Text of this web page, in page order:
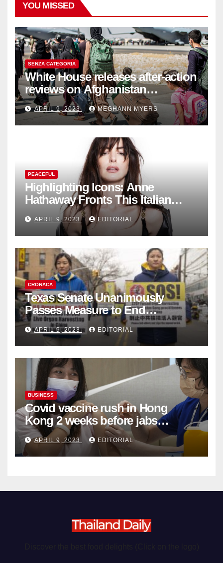
YOU MISSED
SENZA CATEGORIA
White House releases after-action
reviews on Afghanistan
withdrawal
APRIL 9, 2023 MEGHANN MYERS
PEACEFUL
Highlighting Icons: Anne
Hathaway Fronts This Italian
Fashion Brand's Latest
Collection
APRIL 9, 2023 EDITORIAL
CRONACA
Texas Senate Unanimously
Passes Measure to End
Complicity in Beijing’s Forced
Organ Harvesting
APRIL 9, 2023 EDITORIAL
BUSINESS
Covid vaccine rush in Hong
Kong 2 weeks before jabs
become chargeable
APRIL 9, 2023 EDITORIAL